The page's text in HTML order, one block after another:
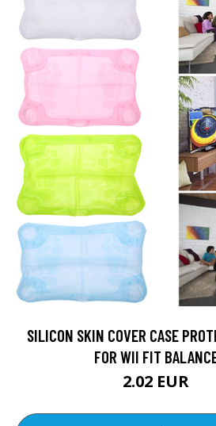
SILICON SKIN COVER CASE
FOR WII FIT
2.02 EUR